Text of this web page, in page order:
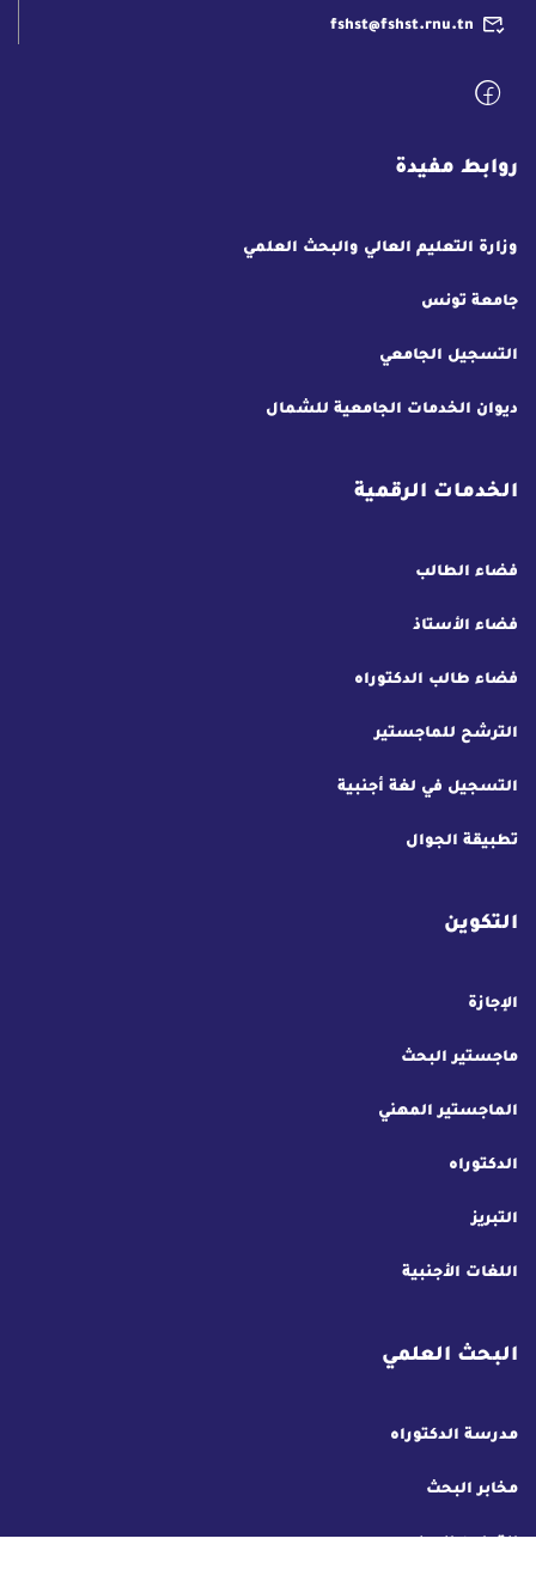
fshst@fshst.rnu.tn
روابط مفيدة
وزارة التعليم العالي والبحث العلمي
جامعة تونس
التسجيل الجامعي
ديوان الخدمات الجامعية للشمال
الخدمات الرقمية
فضاء الطالب
فضاء الأستاذ
فضاء طالب الدكتوراه
الترشح للماجستير
التسجيل في لغة أجنبية
تطبيقة الجوال
التكوين
الإجازة
ماجستير البحث
الماجستير المهني
الدكتوراه
التبريز
اللغات الأجنبية
البحث العلمي
مدرسة الدكتوراه
مخابر البحث